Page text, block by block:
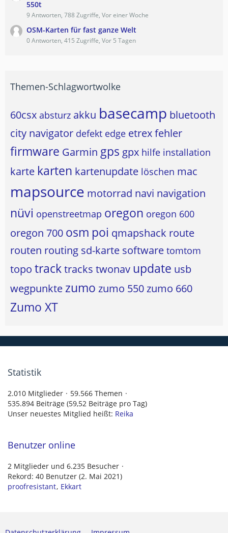
550t
9 Antworten, 788 Zugriffe, Vor einer Woche
OSM-Karten für fast ganze Welt
0 Antworten, 415 Zugriffe, Vor 5 Tagen
Themen-Schlagwortwolke
60csx absturz akku basecamp bluetooth
city navigator defekt edge etrexfehler
firmware Garmin gps gpx hilfe installation
karte karten kartenupdate löschen mac
mapsource motorrad navi navigation
nüvi openstreetmap oregon oregon 600
oregon 700 osm poi qmapshack route
routen routing sd-karte software tomtom
topo tracktracks twonav update usb
wegpunkte zumo zumo 550zumo 660
Zumo XT
Statistik
2.010 Mitglieder
59.566 Themen
535.894 Beiträge (59,52 Beiträge pro Tag)
Unser neuestes Mitglied heißt: Reika
Benutzer online
2 Mitglieder und 6.235 Besucher
Rekord: 40 Benutzer (2. Mai 2021)
proofresistant Ekkart